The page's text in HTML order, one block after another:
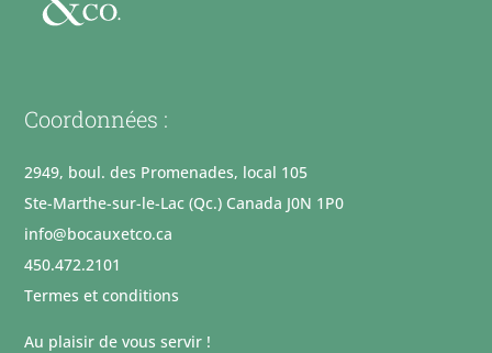
Coordonnées :
2949, boul. des Promenades, local 105
Ste-Marthe-sur-le-Lac (Qc.) Canada J0N 1P0
info@bocauxetco.ca
450.472.2101
Termes et conditions
Au plaisir de vous servir !